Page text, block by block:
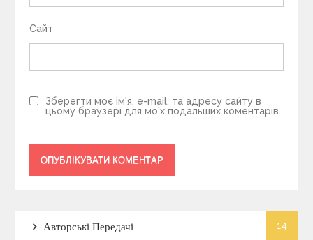
Сайт
Зберегти моє ім'я, e-mail, та адресу сайту в
цьому браузері для моїх подальших коментарів.
Авторські Передачі 14